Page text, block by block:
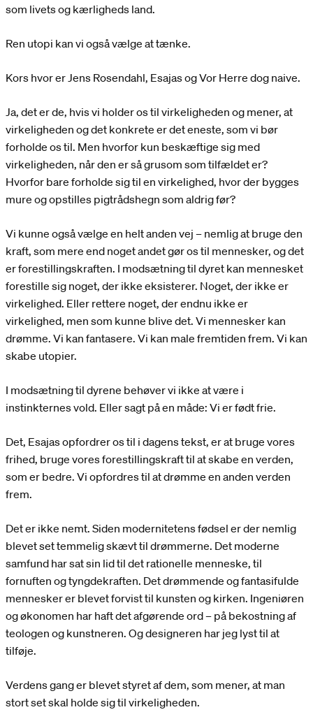
som livets og kærligheds land.
Ren utopi kan vi også vælge at tænke.
Kors hvor er Jens Rosendahl, Esajas og Vor Herre dog naive.
Ja, det er de, hvis vi holder os til virkeligheden og mener, at
virkeligheden og det konkrete er det eneste, som vi bør
forholde os til. Men hvorfor kun beskæftige sig med
virkeligheden, når den er så grusom som tilfældet er?
Hvorfor bare forholde sig til en virkelighed, hvor der bygges
mure og opstilles pigtrådshegn som aldrig før?
Vi kunne også vælge en helt anden vej – nemlig at bruge den
kraft, som mere end noget andet gør os til mennesker, og det
er forestillingskraften. I modsætning til dyret kan mennesket
forestille sig noget, der ikke eksisterer. Noget, der ikke er
virkelighed. Eller rettere noget, der endnu ikke er
virkelighed, men som kunne blive det. Vi mennesker kan
drømme. Vi kan fantasere. Vi kan male fremtiden frem. Vi kan
skabe utopier.
I modsætning til dyrene behøver vi ikke at være i
instinkternes vold. Eller sagt på en måde: Vi er født frie.
Det, Esajas opfordrer os til i dagens tekst, er at bruge vores
frihed, bruge vores forestillingskraft til at skabe en verden,
som er bedre. Vi opfordres til at drømme en anden verden
frem.
Det er ikke nemt. Siden modernitetens fødsel er der nemlig
blevet set temmelig skævt til drømmerne. Det moderne
samfund har sat sin lid til det rationelle menneske, til
fornuften og tyngdekraften. Det drømmende og fantasifulde
mennesker er blevet forvist til kunsten og kirken. Ingeniøren
og økonomen har haft det afgørende ord – på bekostning af
teologen og kunstneren. Og designeren har jeg lyst til at
tilføje.
Verdens gang er blevet styret af dem, som mener, at man
stort set skal holde sig til virkeligheden.